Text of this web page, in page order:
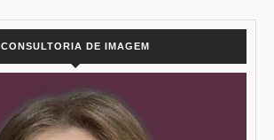
CONSULTORIA DE IMAGEM